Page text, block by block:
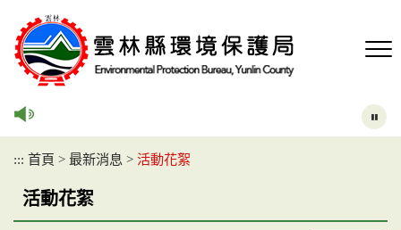
::: 首頁 > 最新消息 > 活動花絮
活動花絮